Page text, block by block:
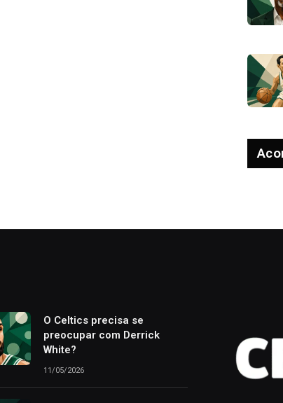
O Celtics precisa se
preocupar com Derrick
White?
11/05/2026